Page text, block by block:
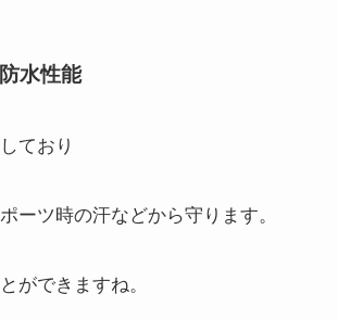
水性能
ており
ーツ時の汗などから守ります。
ができますね。